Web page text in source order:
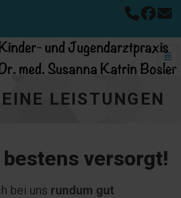
LEISTUNGEN
versorgt!
bei uns rundum gut